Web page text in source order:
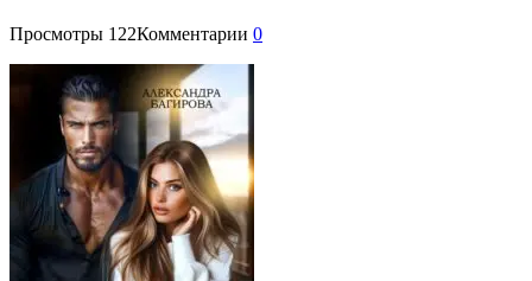
Просмотры 122Комментарии 0